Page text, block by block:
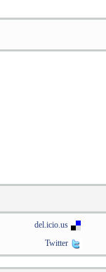
del.icio.us
Twitter